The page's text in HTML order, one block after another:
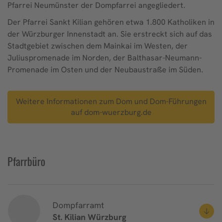
Pfarrei Neumünster der Dompfarrei angegliedert.
Der Pfarrei Sankt Kilian gehören etwa 1.800 Katholiken in
der Würzburger Innenstadt an. Sie erstreckt sich auf das
Stadtgebiet zwischen dem Mainkai im Westen, der
Juliuspromenade im Norden, der Balthasar-Neumann-
Promenade im Osten und der Neubaustraße im Süden.
Weitere Informationen zum Dom und Dom-Führungen
auf dom-wuerzburg.de
Pfarrbüro
Dompfarramt
St. Kilian Würzburg